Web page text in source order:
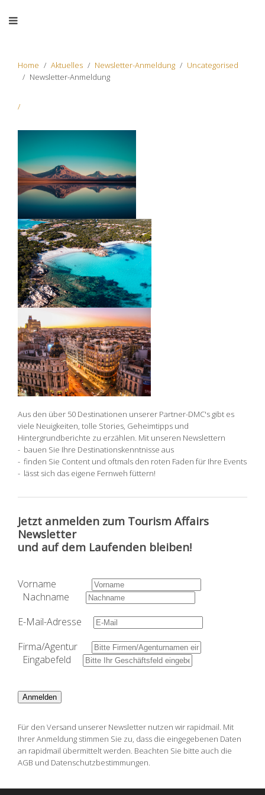
Home Aktuelles Newsletter-Anmeldung
Uncategorised
Newsletter-Anmeldung
/
Aus den über 50 Destinationen unserer Partner-DMC's gibt es
viele Neuigkeiten, tolle Stories, Geheimtipps und
Hintergrundberichte zu erzählen. Mit unseren Newslettern
- bauen Sie Ihre Destinationskenntnisse aus
- finden Sie Content und oftmals den roten Faden für Ihre Events
- lässt sich das eigene Fernweh füttern!
Jetzt anmelden zum Tourism Affairs
Newsletter
und auf dem Laufenden bleiben!
Vorname
Nachname
E-Mail-Adresse
Firma/Agentur
Eingabefeld
Anmelden
Für den Versand unserer Newsletter nutzen wir rapidmail. Mit
Ihrer Anmeldung stimmen Sie zu, dass die eingegebenen Daten
an rapidmail übermittelt werden. Beachten Sie bitte auch die
AGB und Datenschutzbestimmungen.